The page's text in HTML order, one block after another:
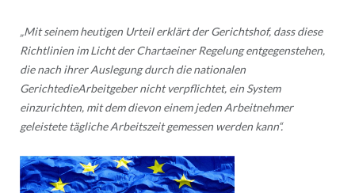
„Mit seinem heutigen Urteil erklärt der Gerichtshof, dass diese
Richtlinien im Licht der Chartaeiner Regelung entgegenstehen,
die nach ihrer Auslegung durch die nationalen
GerichtedieArbeitgeber nicht verpflichtet, ein System
einzurichten, mit dem dievon einem jeden Arbeitnehmer
geleistete tägliche Arbeitszeit gemessen werden kann“.